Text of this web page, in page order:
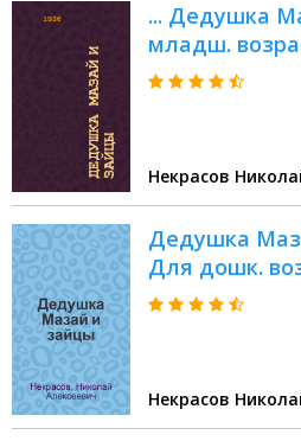
... Дедушка
младш.
Некрасов
Дедушка
Для дошк.
Некрасов